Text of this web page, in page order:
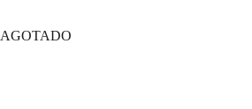
AGOTADO